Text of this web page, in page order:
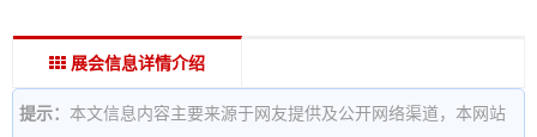
展会信息详情介绍
提示： 本文信息内容主要来源于网友提供及公开网络渠道，本网站